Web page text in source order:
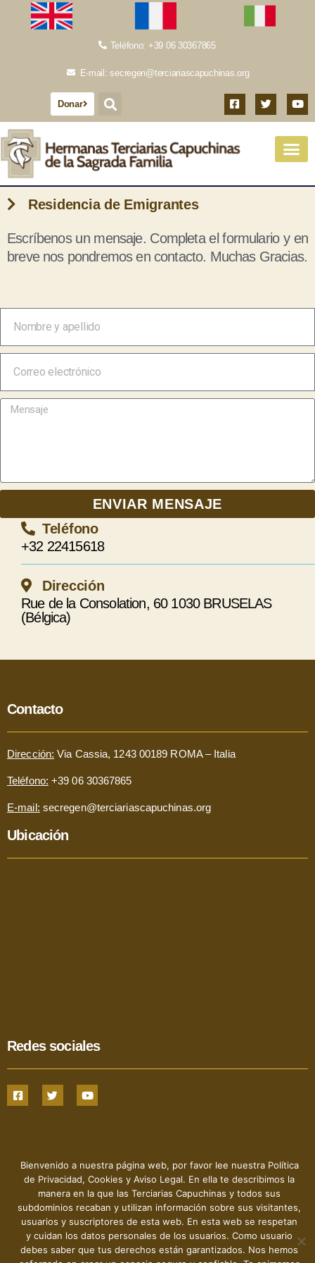
Teléfono: +39 06 30367865
E-mail: secregen@terciariascapuchinas.org
Donar
Residencia de Emigrantes
Escríbenos un mensaje. Completa el formulario y en
breve nos pondremos en contacto. Muchas Gracias.
ENVIAR MENSAJE
Teléfono
+32 22415618
Dirección
Rue de la Consolation, 60 1030 BRUSELAS
(Bélgica)
Contacto
Dirección: Via Cassia, 1243 00189 ROMA – Italia
Teléfono: +39 06 30367865
E-mail: secregen@terciariascapuchinas.org
Ubicación
Redes sociales
Hermanas Terciarias Capuchinas de la Sagrada Familia - 2022
- © Todos los derechos reservados
Bienvenido a nuestra página web, por favor lee nuestra Política
de Privacidad, Cookies y Aviso Legal. En ella te describimos la
manera en la que las Terciarias Capuchinas y todos sus
subdominios recaban y utilizan información sobre sus visitantes,
usuarios y suscriptores de esta web. En esta web se respetan
y cuidan los datos personales de los usuarios. Como usuario
debes saber que tus derechos están garantizados. Nos hemos